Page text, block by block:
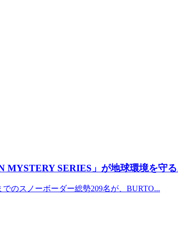
MYSTERY SERIES」が地球環境を守
のスノーボーダー総勢209名が、BURTO...